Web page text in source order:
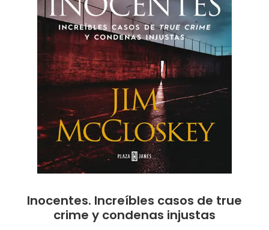
Inocentes. Increíbles casos de true
crime y condenas injustas